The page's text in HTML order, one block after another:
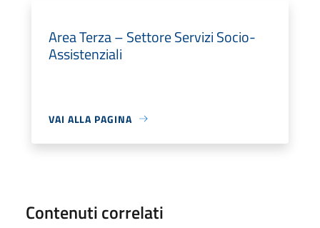
Area Terza – Settore Servizi Socio-
Assistenziali
VAI ALLA PAGINA
Contenuti correlati